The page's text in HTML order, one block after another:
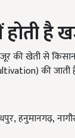
है
की खेती से
की जाती
हनुमानगढ़,